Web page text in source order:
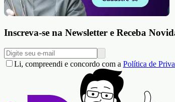
Inscreva-se na Newsletter e Receba
Li, compreendi e concordo com a Política de